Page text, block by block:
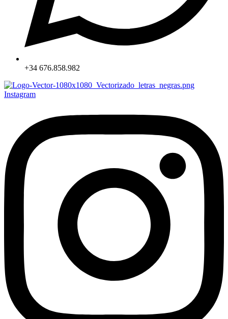
+34 676.858.982
Instagram